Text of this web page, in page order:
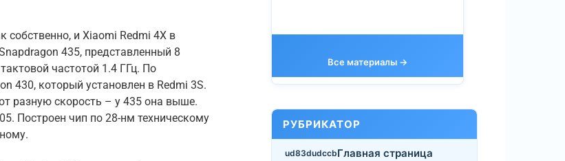
собственно, и Xiaomi Redmi 4X в
435, представленный 8
частотой 1.4 ГГц. По
430, который установлен в Redmi 3S.
разную скорость – у 435 она выше.
Построен чип по 28-нм техническому
Все материалы →
РУБРИКАТОР
Главная страница